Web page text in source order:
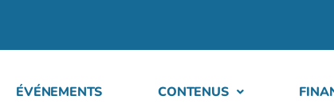
ÉVÉNEMENTS CONTENUS